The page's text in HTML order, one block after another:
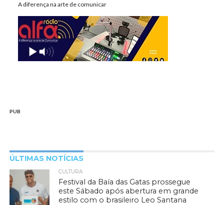
A diferença na arte de comunicar
PUB
ÚLTIMAS NOTÍCIAS
CULTURA
Festival da Baía das Gatas prossegue
este Sábado após abertura em grande
estilo com o brasileiro Leo Santana